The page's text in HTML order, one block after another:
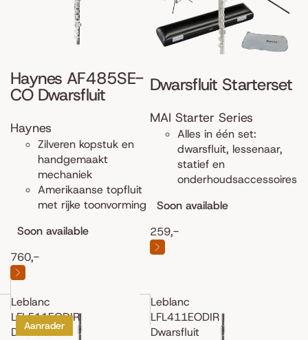
Haynes AF485SE-
CO Dwarsfluit
Haynes
Zilveren kopstuk en
handgemaakt
mechaniek
Amerikaanse topfluit
met rijke toonvorming
Soon available
760,-
Dwarsfluit Starterset
MAI Starter Series
Alles in één set:
dwarsfluit, lessenaar,
statief en
onderhoudsaccessoires
Soon available
259,-
Leblanc
LFL511EODIR
Dwarsfluit
Aanrader
Leblanc
LFL411EODIR
Dwarsfluit